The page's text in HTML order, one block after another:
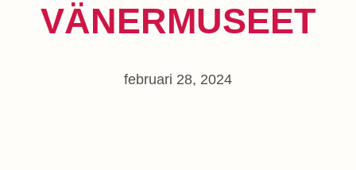
VÄNERMUSEET
februari 28, 2024